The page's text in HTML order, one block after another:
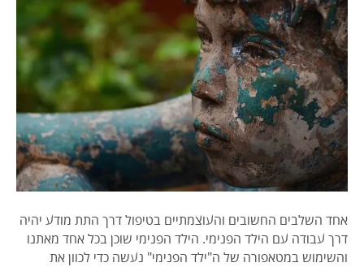
אחד השלבים החשובים והעוצמתיים בטיפול דרך התת מודע יהיה
דרך עבודה עם הילד הפנימי. הילד הפנימי שוכן בכל אחד מאתנו
והשימוש במטאפורה של ה"ילד הפנימי" נעשה כדי לכוון את